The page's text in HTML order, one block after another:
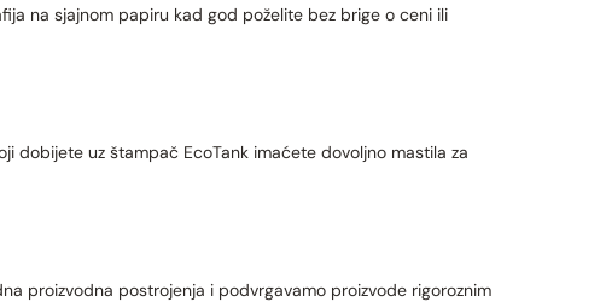
na sjajnom papiru kad god poželite bez brige o ceni ili
dobijete uz štampač EcoTank imaćete dovoljno mastila za
proizvodna postrojenja i podvrgavamo proizvode rigoroznim